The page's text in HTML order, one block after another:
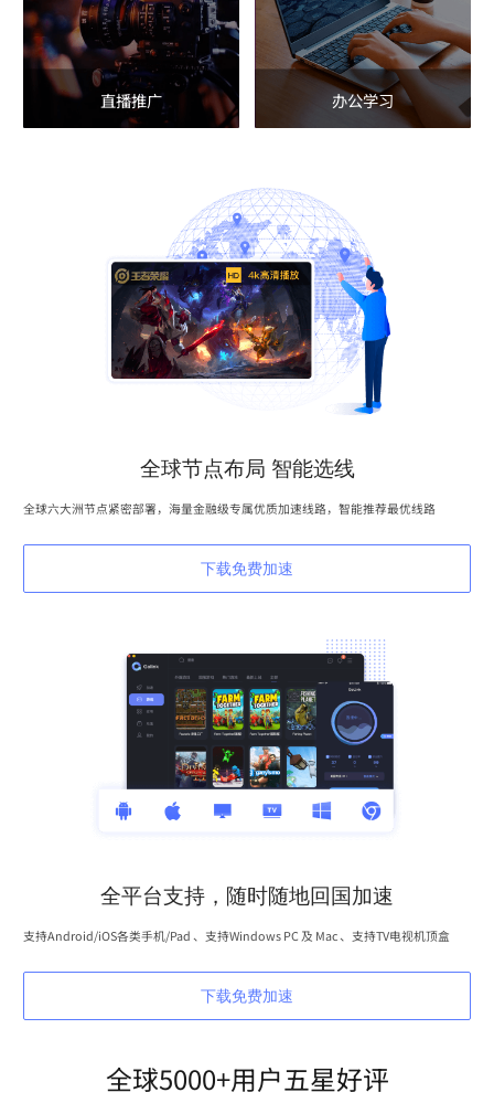
直播推广 办公学习
全球节点布局 智能选线
全球六大洲节点紧密部署，海量金融级专属优质加速线路，智能推荐最优线路
下载免费加速
全平台支持，随时随地回国加速
支持Android/iOS各类手机/Pad 、支持Windows PC 及 Mac 、支持TV电视机顶盒
下载免费加速
全球5000+用户五星好评